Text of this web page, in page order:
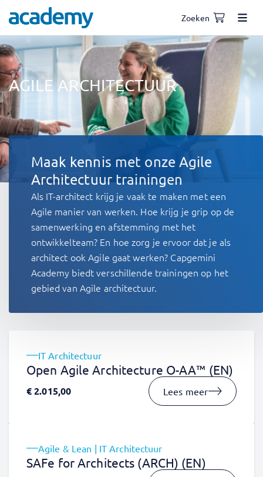
Zoeken
AGILE ARCHITECTUUR
Maak kennis met onze Agile
Architectuur trainingen
Als IT-architect krijg je vaak te maken met een
Agile manier van werken. Hoe krijg je grip op de
samenwerking en afstemming met het
ontwikkelteam? En hoe zorg je ervoor dat je als
architect ook Agile gaat werken? Capgemini
Academy biedt verschillende trainingen op het
gebied van Agile architectuur.
IT Architectuur
Open Agile Architecture O-AA™ (EN)
€2.015,00 Lees meer
Agile & Lean | IT Architectuur
SAFe for Architects (ARCH) (EN)